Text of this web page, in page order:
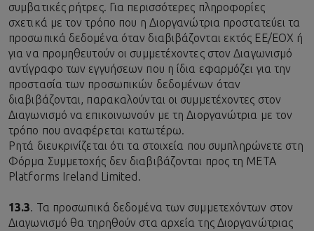
συμβατικές ρήτρες. Για περισσότερες πληροφορίες
σχετικά με τον τρόπο που η Διοργανώτρια προστατεύει τα
προσωπικά δεδομένα όταν διαβιβάζονται εκτός ΕΕ/ΕΟΧ ή
για να προμηθευτούν οι συμμετέχοντες στον Διαγωνισμό
αντίγραφο των εγγυήσεων που η ίδια εφαρμόζει για την
προστασία των προσωπικών δεδομένων όταν
διαβιβάζονται, παρακαλούνται οι συμμετέχοντες στον
Διαγωνισμό να επικοινωνούν με τη Διοργανώτρια με τον
τρόπο που αναφέρεται κατωτέρω.
Ρητά διευκρινίζεται ότι τα στοιχεία που συμπληρώνετε στη
Φόρμα Συμμετοχής δεν διαβιβάζονται προς τη ΜΕΤΑ
Platforms Ireland Limited.
13.3. Τα προσωπικά δεδομένα των συμμετεχόντων στον
Διαγωνισμό θα τηρηθούν στα αρχεία της Διοργανώτριας